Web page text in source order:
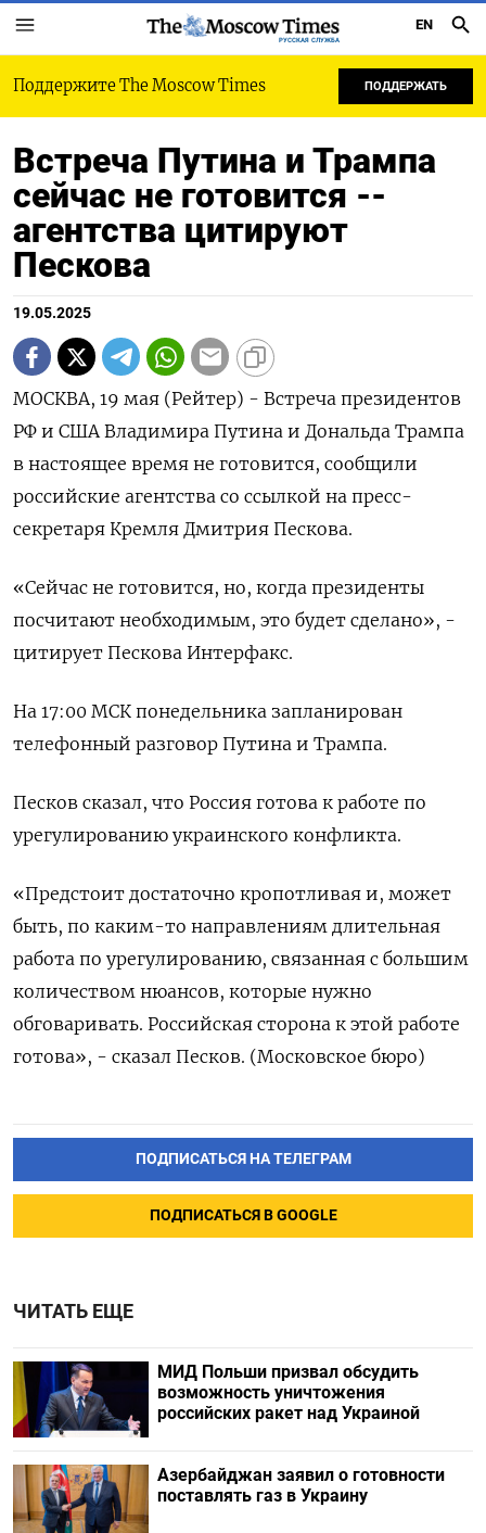
РУССКАЯ СЛУЖБА
EN
Поддержите The Moscow Times ПОДДЕРЖАТЬ
Встреча Путина и Трампа
сейчас не готовится --
агентства цитируют
Пескова
19.05.2025
МОСКВА, 19 мая (Рейтер) - Встреча президентов
РФ и США Владимира Путина и Дональда Трампа
в настоящее время не готовится, сообщили
российские агентства со ссылкой на пресс-
секретаря Кремля Дмитрия Пескова.
«Сейчас не готовится, но, когда президенты
посчитают необходимым, это будет сделано», -
цитирует Пескова Интерфакс.
На 17:00 МСК понедельника запланирован
телефонный разговор Путина и Трампа.
Песков сказал, что Россия готова к работе по
урегулированию украинского конфликта.
«Предстоит достаточно кропотливая и, может
быть, по каким-то направлениям длительная
работа по урегулированию, связанная с большим
количеством нюансов, которые нужно
обговаривать. Российская сторона к этой работе
готова», - сказал Песков. (Московское бюро)
ПОДПИСАТЬСЯ НА ТЕЛЕГРАМ
ПОДПИСАТЬСЯ В GOOGLE
ЧИТАТЬ ЕЩЕ
МИД Польши призвал обсудить
возможность уничтожения
российских ракет над Украиной
Азербайджан заявил о готовности
поставлять газ в Украину